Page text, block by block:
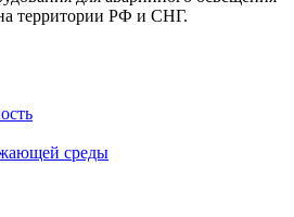
территории РФ и СНГ.
среды